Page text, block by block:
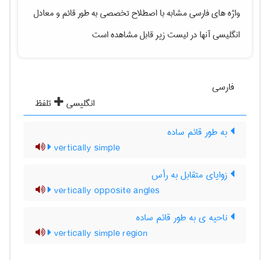
واژه های فارسی مشابه با اصطلاح تخصصیبه طور قائمو معادل
انگلیسی آنها در لیست زیر قابل مشاهده است
فارسی
انگلیسی
تلفظ
به طور قائم ساده
vertically simple
زوایای متقابل به رأس
vertically opposite angles
ناحیه ی به طور قائم ساده
vertically simple region